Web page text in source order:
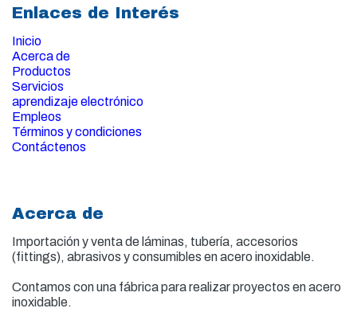
Enlaces de Interés
Inicio
Acerca de
Productos
Servicios
aprendizaje electrónico
Empleos
Términos y condiciones
Contáctenos
Acerca de
Importación y venta de láminas, tubería, accesorios
(fittings), abrasivos y consumibles en acero inoxidable.
Contamos con una fábrica para realizar proyectos en acero
inoxidable.